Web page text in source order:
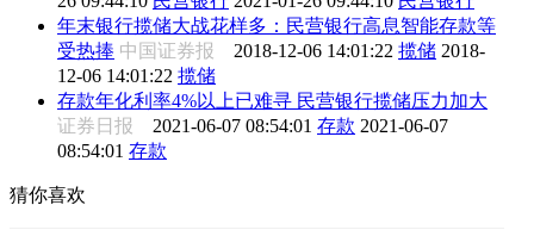
年末银行揽储大战花样多：民营银行高息智能存款等
受热捧 中国证券报 2018-12-06 14:01:22 揽储 2018-
12-06 14:01:22 揽储
存款年化利率4%以上已难寻 民营银行揽储压力加大
证券日报 2021-06-07 08:54:01 存款 2021-06-07
08:54:01 存款
猜你喜欢